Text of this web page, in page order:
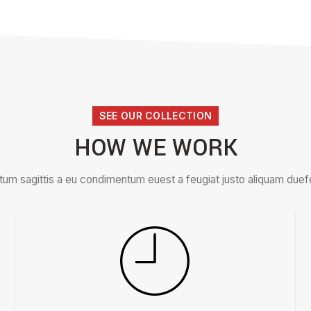
SEE OUR COLLECTION
HOW WE WORK
sagittis a eu condimentum euest a feugiat justo aliquam